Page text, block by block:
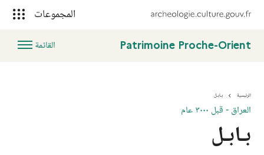
المجموعات
Patrimoine Proche-Orient القائمة
العراق - قبل ٣٠٠٠ عام
بـابـل
الرئيسية بـابـل